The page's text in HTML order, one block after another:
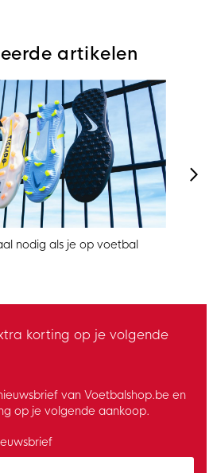
artikelen
nodig als je op voetbal
korting op je volgende
van Voetbalshop.be en
op je volgende aankoop.
the privacy policy to subscribe to